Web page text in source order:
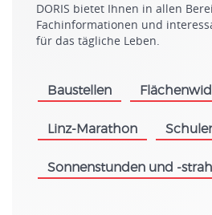
DORIS bietet Ihnen in allen
Fachinformationen und
für das tägliche Leben.
Baustellen
Linz-Marathon
Sonnenstunden und -